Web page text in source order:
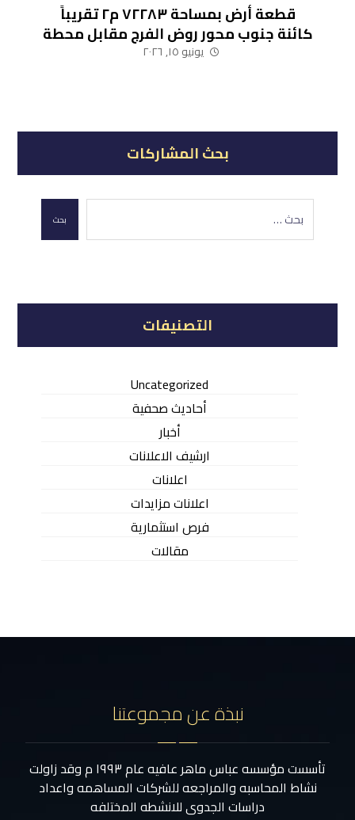
قطعة أرض بمساحة ٧٢٢٨٣ م٢ تقريباً
كائنة جنوب محور روض الفرج مقابل محطة
رسوم أبو رواش (نشاط صناعي – لوجيستي)
يونيو ١٥, ٢٠٢٦
بحث المشاركات
بحث
التصنيفات
Uncategorized
أحاديث صحفية
أخبار
ارشيف الاعلانات
اعلانات
اعلانات مزايدات
فرص استثمارية
مقالات
نبذة عن مجموعتنا
تأسست مؤسسه عباس ماهر عافيه عام ١٩٩٣ م وقد زاولت
نشاط المحاسبه والمراجعه للشركات المساهمه واعداد
دراسات الجدوى للانشطه المختلفه